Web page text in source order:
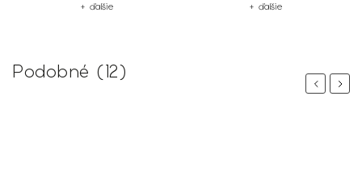
+ ďalšie + ďalšie
Podobné (12)
PreviousNext